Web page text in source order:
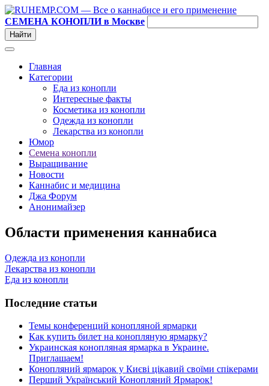
СЕМЕНА КОНОПЛИ в Москве
Главная
Категории
Еда из конопли
Интересные факты
Косметика из конопли
Одежда из конопли
Лекарства из конопли
Юмор
Семена конопли
Выращивание
Новости
Каннабис и медицина
Джа Форум
Анонимайзер
Области применения каннабиса
Одежда из конопли
Лекарства из конопли
Еда из конопли
Последние статьи
Темы конференций конопляной ярмарки
Как купить билет на конопляную ярмарку?
Украинская конопляная ярмарка в Украине.
Приглашаем!
Конопляний ярмарок у Києві цікавий своїми спікерами
Перший Український Конопляний Ярмарок!